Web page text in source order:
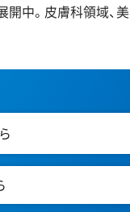
中。皮膚科領域、